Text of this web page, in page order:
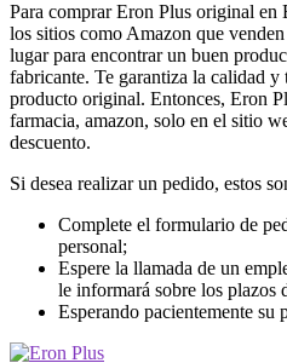
Para comprar Eron Plus original en
los sitios como Amazon que
lugar para encontrar un buen
fabricante. Te garantiza la calidad y
producto original. Entonces, Eron
farmacia, amazon, solo en el sitio
descuento.
Si desea realizar un pedido, estos
Complete el formulario de
personal;
Espere la llamada de un
le informará sobre los plazos
Esperando pacientemente su